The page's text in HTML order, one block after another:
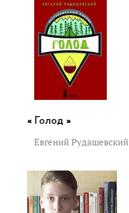
Голод »
Евгений Рудашевский